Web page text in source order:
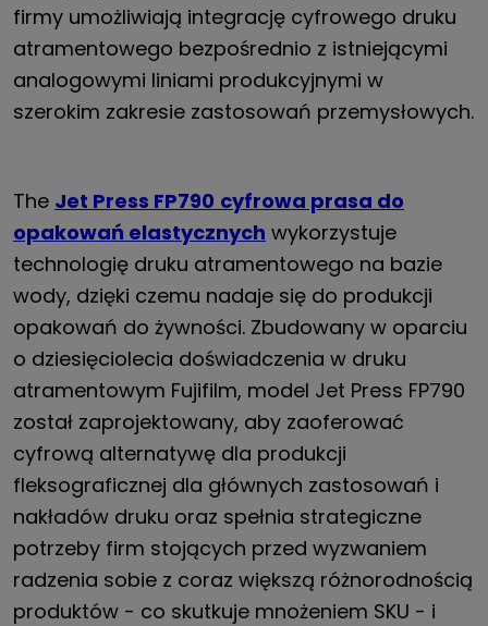
firmy umożliwiają integrację cyfrowego druku
atramentowego bezpośrednio z istniejącymi
analogowymi liniami produkcyjnymi w
szerokim zakresie zastosowań przemysłowych.
The Jet Press FP790 cyfrowa prasa do
opakowań elastycznych wykorzystuje
technologię druku atramentowego na bazie
wody, dzięki czemu nadaje się do produkcji
opakowań do żywności. Zbudowany w oparciu
o dziesięciolecia doświadczenia w druku
atramentowym Fujifilm, model Jet Press FP790
został zaprojektowany, aby zaoferować
cyfrową alternatywę dla produkcji
fleksograficznej dla głównych zastosowań i
nakładów druku oraz spełnia strategiczne
potrzeby firm stojących przed wyzwaniem
radzenia sobie z coraz większą różnorodnością
produktów - co skutkuje mnożeniem SKU - i